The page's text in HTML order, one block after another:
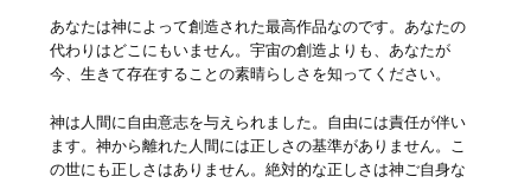
あなたは神によって創造された最高作品なのです。あなたの
代わりはどこにもいません。宇宙の創造よりも、あなたが
今、生きて存在することの素晴らしさを知ってください。
神は人間に自由意志を与えられました。自由には責任が伴い
ます。神から離れた人間には正しさの基準がありません。こ
の世にも正しさはありません。絶対的な正しさは神ご自身な